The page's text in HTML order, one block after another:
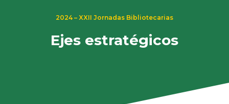
2024 – XXII Jornadas Bibliotecarias
Ejes estratégicos